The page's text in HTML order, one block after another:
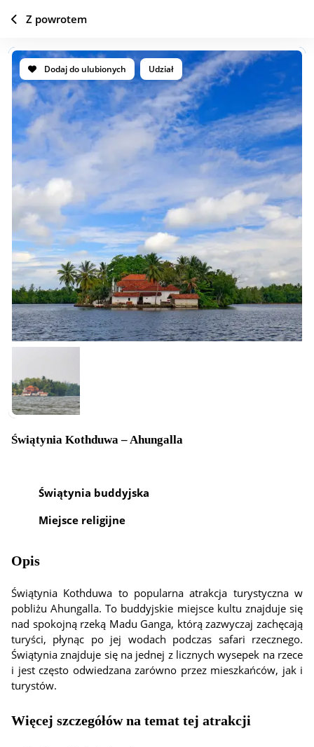
Dodaj do ulubionych Udział
Świątynia Kothduwa – Ahungalla
Świątynia buddyjska
Miejsce religijne
Opis
Świątynia Kothduwa to popularna atrakcja turystyczna w
pobliżu Ahungalla. To buddyjskie miejsce kultu znajduje się
nad spokojną rzeką Madu Ganga, którą zazwyczaj zachęcają
turyści, płynąc po jej wodach podczas safari rzecznego.
Świątynia znajduje się na jednej z licznych wysepek na rzece
i jest często odwiedzana zarówno przez mieszkańców, jak i
turystów.
Więcej szczegółów na temat tej atrakcji
Z powrotem